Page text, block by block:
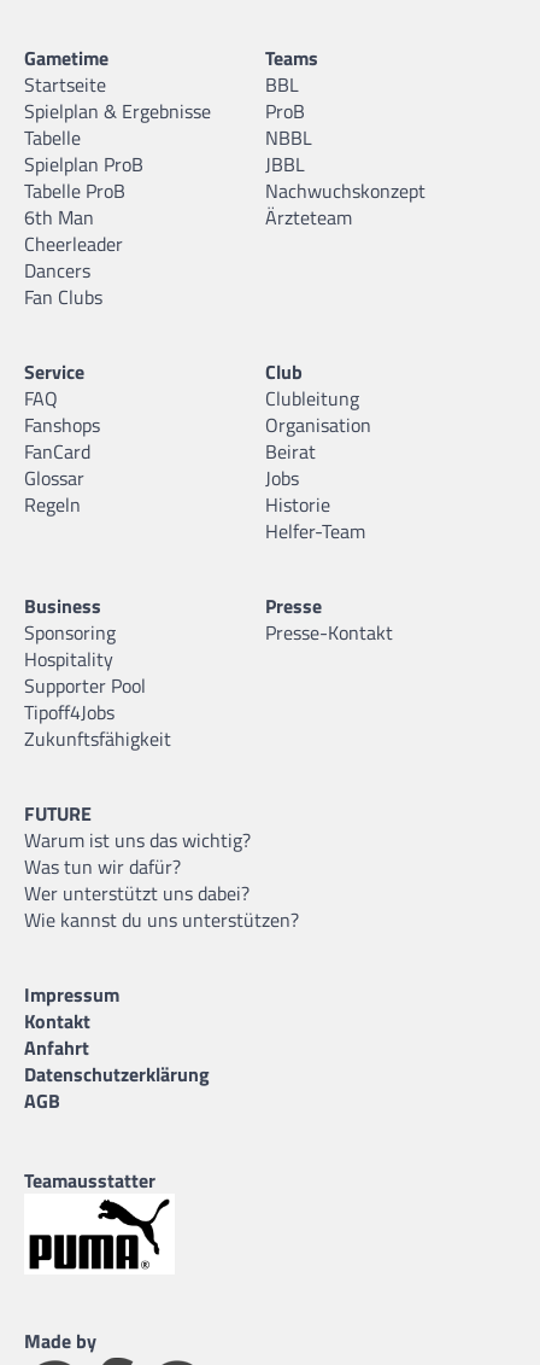
Gametime
Startseite
Spielplan & Ergebnisse
Tabelle
Spielplan ProB
Tabelle ProB
6th Man
Cheerleader
Dancers
Fan Clubs
Teams
BBL
ProB
NBBL
JBBL
Nachwuchskonzept
Ärzteteam
Service
FAQ
Fanshops
FanCard
Glossar
Regeln
Club
Clubleitung
Organisation
Beirat
Jobs
Historie
Helfer-Team
Business
Sponsoring
Hospitality
Supporter Pool
Tipoff4Jobs
Zukunftsfähigkeit
Presse
Presse-Kontakt
FUTURE
Warum ist uns das wichtig?
Was tun wir dafür?
Wer unterstützt uns dabei?
Wie kannst du uns unterstützen?
Impressum
Kontakt
Anfahrt
Datenschutzerklärung
AGB
Teamausstatter
Made by